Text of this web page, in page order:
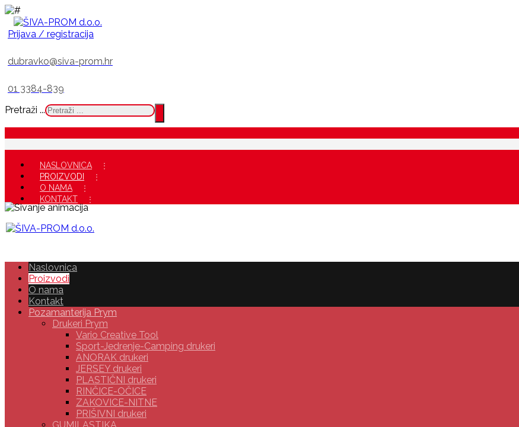
Prijava / registracija
dubravko@siva-prom.hr
01 3384-839
Pretraži ...
NASLOVNICA
PROIZVODI
O NAMA
KONTAKT
Naslovnica
Proizvodi
O nama
Kontakt
Pozamanterija Prym
Drukeri Prym
Vario Creative Tool
Sport-Jedrenje-Camping drukeri
ANORAK drukeri
JERSEY drukeri
PLASTIČNI drukeri
RINČICE-OČICE
ZAKOVICE-NITNE
PRIŠIVNI drukeri